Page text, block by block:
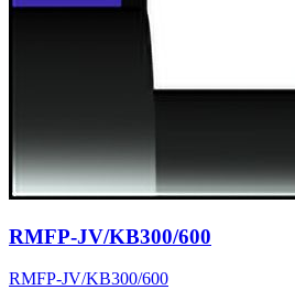
RMFP-JV/KB300/600
RMFP-JV/KB300/600